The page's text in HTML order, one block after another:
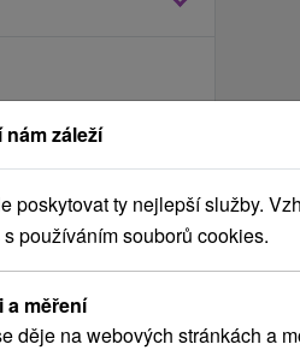
a sportoviště v
záleží
poskytovat ty nejlepší služby.
používáním souborů cookies.
a měření
děje na webových stránkách a